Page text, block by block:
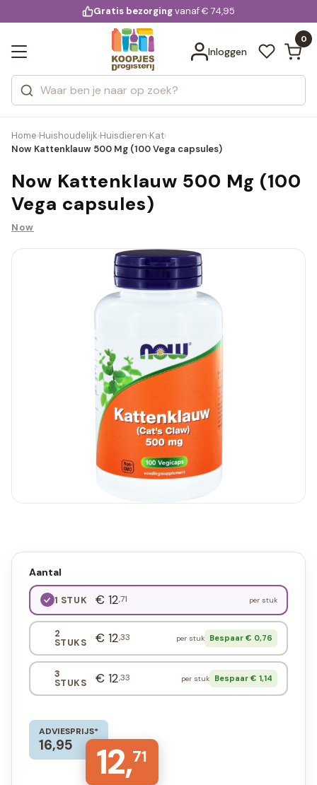
voor 20:00 uur besteld
Gratis bezorgingvanaf € 74,95
Inloggen
0
Zoeken
Categorieën
Merken
Bekijk alle resultaten
Home›Huishoudelijk›Huisdieren›Kat›
Now Kattenklauw 500 Mg (100 Vega capsules)
Now Kattenklauw 500 Mg (100
Vega capsules)
Now
Aantal
1 STUK € 12,71 per stuk
2
STUKS € 12,33 per stuk Bespaar € 0,76
3
STUKS € 12,33 per stuk Bespaar € 1,14
ADVIESPRIJS*
16,95 12,71